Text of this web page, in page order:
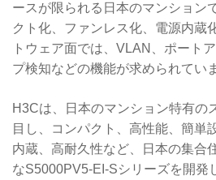
ースが限られる日本のマンション
クト化、ファンレス化、電源内蔵
トウェア面では、VLAN、ポート
プ検知などの機能が求められてい
H3Cは、日本のマンション特有の
目し、コンパクト、高性能、簡単
内蔵、高耐久性など、日本の集合
なS5000PV5-EI-Sシリーズを開発